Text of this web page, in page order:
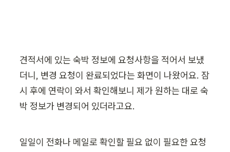
견적서에 있는 숙박 정보에 요청사항을 적어서 보냈
더니, 변경 요청이 완료되었다는 화면이 나왔어요. 잠
시 후에 연락이 와서 확인해보니 제가 원하는 대로 숙
박 정보가 변경되어 있더라고요.
일일이 전화나 메일로 확인할 필요 없이 필요한 요청